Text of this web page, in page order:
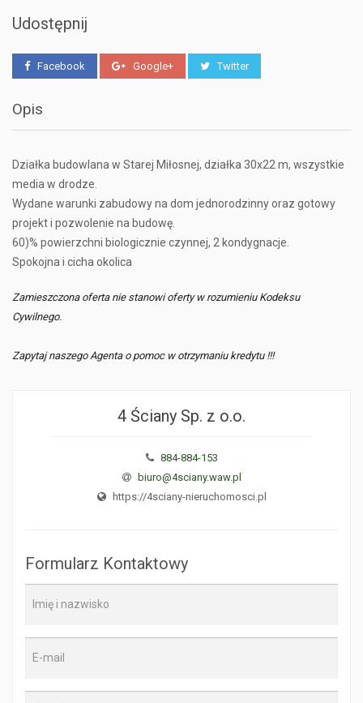
Udostępnij
Facebook Google+ Twitter
Opis
Działka budowlana w Starej Miłosnej, działka 30x22 m, wszystkie
media w drodze.
Wydane warunki zabudowy na dom jednorodzinny oraz gotowy
projekt i pozwolenie na budowę.
60)% powierzchni biologicznie czynnej, 2 kondygnacje.
Spokojna i cicha okolica
Zamieszczona oferta nie stanowi oferty w rozumieniu Kodeksu
Cywilnego.
Zapytaj naszego Agenta o pomoc w otrzymaniu kredytu !!!
4 Ściany Sp. z o.o.
884-884-153
biuro@4sciany.waw.pl
https://4sciany-nieruchomosci.pl
Formularz Kontaktowy